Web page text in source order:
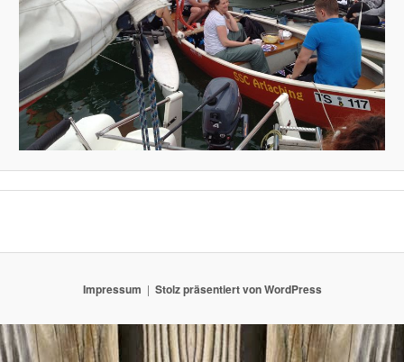
Impressum Stolz präsentiert von WordPress